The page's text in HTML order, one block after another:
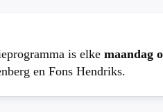
is elke maandag
en Fons Hendriks.